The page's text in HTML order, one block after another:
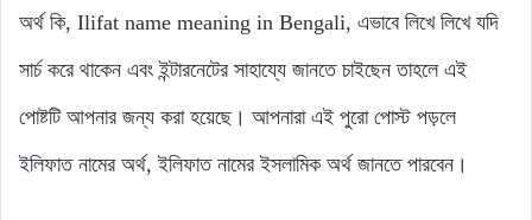
অর্থ কি, Ilifat name meaning in Bengali, এভাবে লিখে লিখে যদি
সার্চ করে থাকেন এবং ইন্টারনেটের সাহায্যে জানতে চাইছেন তাহলে এই
পোষ্টটি আপনার জন্য করা হয়েছে। আপনারা এই পুরো পোস্ট পড়লে
ইলিফাত নামের অর্থ, ইলিফাত নামের ইসলামিক অর্থ জানতে পারবেন।